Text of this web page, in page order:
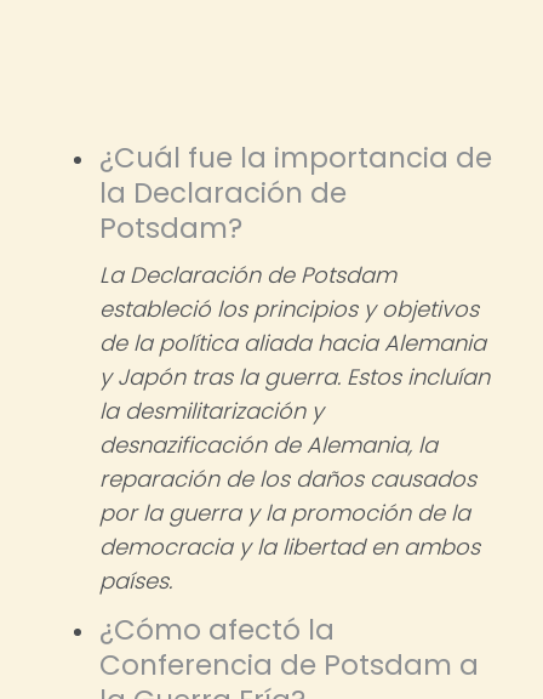
¿Cuál fue la importancia de
la Declaración de
Potsdam?
La Declaración de Potsdam
estableció los principios y objetivos
de la política aliada hacia Alemania
y Japón tras la guerra. Estos incluían
la desmilitarización y
desnazificación de Alemania, la
reparación de los daños causados
por la guerra y la promoción de la
democracia y la libertad en ambos
países.
¿Cómo afectó la
Conferencia de Potsdam a